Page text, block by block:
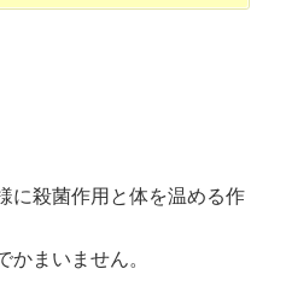
に殺菌作用と体を温める作
かまいません。